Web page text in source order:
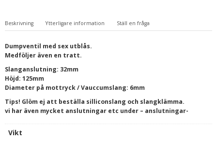
Beskrivning Ytterligare information Ställ en fråga
Dumpventil med sex utblås.
Medföljer även en tratt.
Slanganslutning: 32mm
Höjd: 125mm
Diameter på mottryck / Vauccumslang: 6mm
Tips! Glöm ej att beställa silliconslang och slangklämma.
vi har även mycket anslutningar etc under – anslutningar-
Vikt